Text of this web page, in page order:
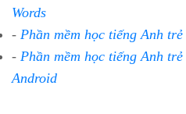
Words
- Phần mềm học tiếng Anh
- Phần mềm học tiếng Anh
Android